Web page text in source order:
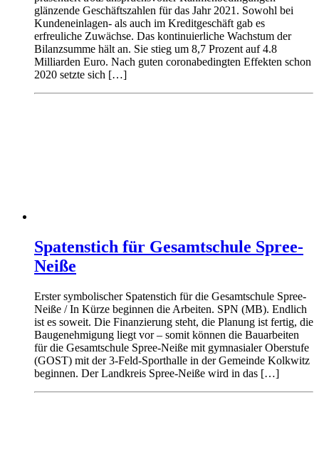
glänzende Geschäftszahlen für das Jahr 2021. Sowohl bei
Kundeneinlagen- als auch im Kreditgeschäft gab es
erfreuliche Zuwächse. Das kontinuierliche Wachstum der
Bilanzsumme hält an. Sie stieg um 8,7 Prozent auf 4.8
Milliarden Euro. Nach guten coronabedingten Effekten schon
2020 setzte sich […]
Spatenstich für Gesamtschule Spree-
Neiße
Erster symbolischer Spatenstich für die Gesamtschule Spree-
Neiße / In Kürze beginnen die Arbeiten. SPN (MB). Endlich
ist es soweit. Die Finanzierung steht, die Planung ist fertig, die
Baugenehmigung liegt vor – somit können die Bauarbeiten
für die Gesamtschule Spree-Neiße mit gymnasialer Oberstufe
(GOST) mit der 3-Feld-Sporthalle in der Gemeinde Kolkwitz
beginnen. Der Landkreis Spree-Neiße wird in das […]